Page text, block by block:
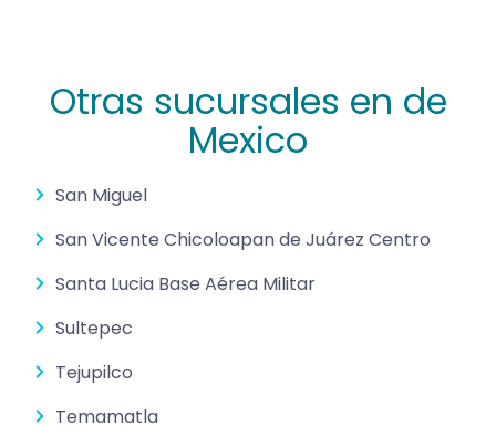
Otras sucursales en de
Mexico
San Miguel
San Vicente Chicoloapan de Juárez Centro
Santa Lucia Base Aérea Militar
Sultepec
Tejupilco
Temamatla